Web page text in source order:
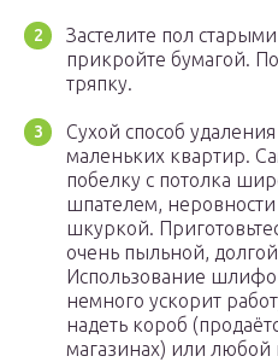
Застелите пол
прикройте бумагой.
тряпку.
Сухой способ
маленьких квартир.
побелку с потолка
шпателем,
шкуркой.
очень пыльной,
Использование
немного ускорит
надеть короб
магазинах) или